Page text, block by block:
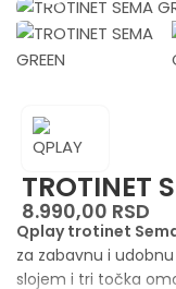
TROTINET
8.990,00 RSD
Qplay trotinet Sema
za zabavnu i
slojem i tri točka